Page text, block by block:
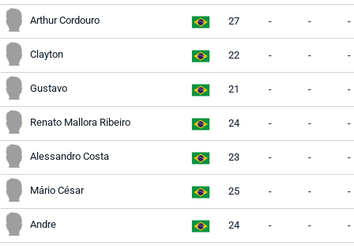
Arthur Cordouro 27 - - -
Clayton 22 - - -
Gustavo 21 - - -
Renato Mallora Ribeiro 24 - - -
Alessandro Costa 23 - - -
Mário César 25 - - -
Andre 24 - - -